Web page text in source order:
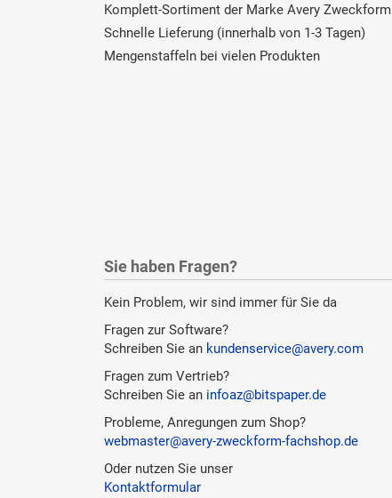
Komplett-Sortiment der Marke Avery Zweckform
Schnelle Lieferung (innerhalb von 1-3 Tagen)
Mengenstaffeln bei vielen Produkten
Sie haben Fragen?
Kein Problem, wir sind immer für Sie da
Fragen zur Software?
Schreiben Sie an kundenservice@avery.com
Fragen zum Vertrieb?
Schreiben Sie an infoaz@bitspaper.de
Probleme, Anregungen zum Shop?
webmaster@avery-zweckform-fachshop.de
Oder nutzen Sie unser
Kontaktformular